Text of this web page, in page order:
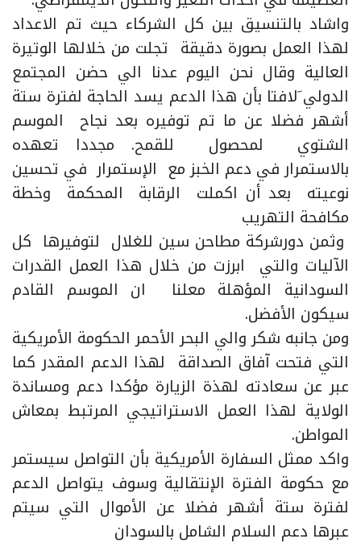
واشاد بالتنسيق بين كل الشركاء حيث تم الاعداد
لهذا العمل بصورة دقيقة تجلت من خلالها الوتيرة
العالية وقال نحن اليوم عدنا الي حضن المجتمع
الدولي َلافتا بأن هذا الدعم يسد الحاجة لفترة ستة
أشهر فضلا عن ما تم توفيره بعد نجاح الموسم
الشتوي لمحصول للقمح. مجددا تعهده
بالاستمرار في دعم الخبز مع الإستمرار في تحسين
نوعيته بعد أن اكملت الرقابة المحكمة وخطة
مكافحة التهريب
وثمن دورشركة مطاحن سين للغلال لتوفيرها كل
الآليات والتي ابرزت من خلال هذا العمل القدرات
السودانية المؤهلة معلنا ان الموسم القادم
سيكون الأفضل.
ومن جانبه شكر والي البحر الأحمر الحكومة الأمريكية
التي فتحت آفاق الصداقة لهذا الدعم المقدر كما
عبر عن سعادته لهذة الزيارة مؤكدا دعم ومساندة
الولاية لهذا العمل الاستراتيجي المرتبط بمعاش
المواطن.
واكد ممثل السفارة الأمريكية بأن التواصل سيستمر
مع حكومة الفترة الإنتقالية وسوف يتواصل الدعم
لفترة ستة أشهر فضلا عن الأموال التي سيتم
عبرها دعم السلام الشامل بالسودان